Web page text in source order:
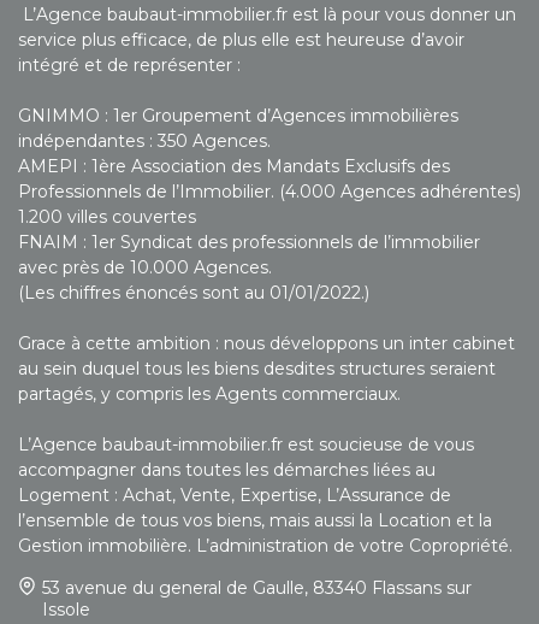
L’Agence baubaut-immobilier.fr est là pour vous donner un
service plus efficace, de plus elle est heureuse d’avoir
intégré et de représenter :
GNIMMO : 1er Groupement d’Agences immobilières
indépendantes : 350 Agences.
AMEPI : 1ère Association des Mandats Exclusifs des
Professionnels de l’Immobilier. (4.000 Agences adhérentes)
1.200 villes couvertes
FNAIM : 1er Syndicat des professionnels de l’immobilier
avec près de 10.000 Agences.
(Les chiffres énoncés sont au 01/01/2022.)
Grace à cette ambition : nous développons un inter cabinet
au sein duquel tous les biens desdites structures seraient
partagés, y compris les Agents commerciaux.
L’Agence baubaut-immobilier.fr est soucieuse de vous
accompagner dans toutes les démarches liées au
Logement : Achat, Vente, Expertise, L’Assurance de
l’ensemble de tous vos biens, mais aussi la Location et la
Gestion immobilière. L’administration de votre Copropriété.
53 avenue du general de Gaulle, 83340 Flassans sur
Issole